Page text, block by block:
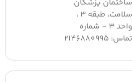
پزشکان
سلامت، طبقه ۳ ،
واحد ۳ - شماره